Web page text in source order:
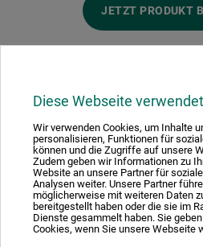
Diese Webseite
Wir verwenden Cookies, um Inhalte
personalisieren, Funktionen für
können und die Zugriffe auf unsere
Zudem geben wir Informationen zu
Website an unsere Partner für
Analysen weiter. Unsere Partner
möglicherweise mit weiteren Daten
bereitgestellt haben oder die sie im
Dienste gesammelt haben. Sie
Cookies, wenn Sie unsere Webseite
JETZT PRODUKT
Hier finden Sie die
diesem
C. Kreul GmbH & Co. KG